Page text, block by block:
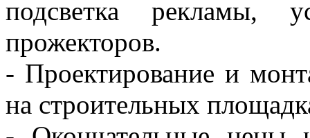
подсветка рекламы,
прожекторов.
- Проектирование и
на строительных